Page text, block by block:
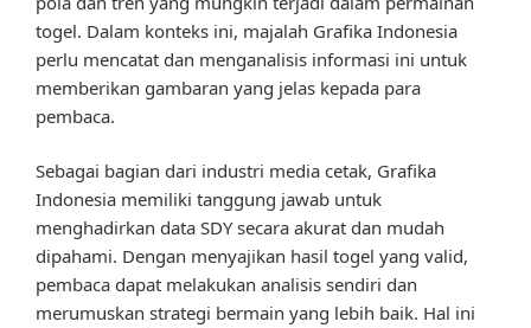
togel. Dalam konteks ini, majalah Grafika Indonesia
perlu mencatat dan menganalisis informasi ini untuk
memberikan gambaran yang jelas kepada para
pembaca.
Sebagai bagian dari industri media cetak, Grafika
Indonesia memiliki tanggung jawab untuk
menghadirkan data SDY secara akurat dan mudah
dipahami. Dengan menyajikan hasil togel yang valid,
pembaca dapat melakukan analisis sendiri dan
merumuskan strategi bermain yang lebih baik. Hal ini